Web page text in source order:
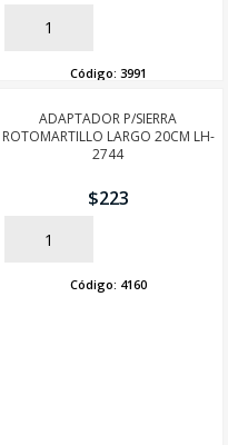
AÑADIR
Código: 3991
ADAPTADOR P/SIERRA
ROTOMARTILLO LARGO 20CM LH-
2744
$223
AÑADIR
Código: 4160